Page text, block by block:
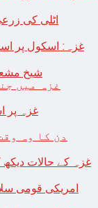
اٹلی کی
غزہ: اسکول پر
شیخ
غزہ میں
دن کا وہ
امریکی قومی